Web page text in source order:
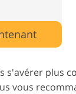
s'avérer plus
vous